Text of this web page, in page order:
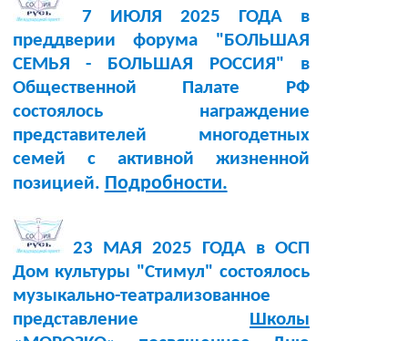
7 ИЮЛЯ 2025 ГОДА в
преддверии форума "БОЛЬШАЯ
СЕМЬЯ - БОЛЬШАЯ РОССИЯ" в
Общественной Палате РФ
состоялось награждение
представителей многодетных
семей с активной жизненной
позицией. Подробности.
23 МАЯ 2025 ГОДА в ОСП
Дом культуры "Стимул" состоялось
музыкально-театрализованное
представление Школы